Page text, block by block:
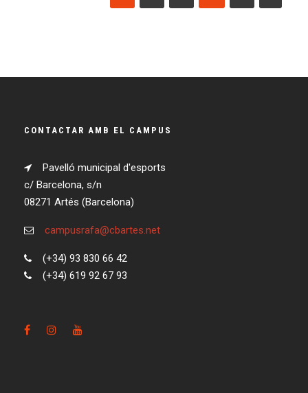
CONTACTAR AMB EL CAMPUS
Pavelló municipal d'esports
c/ Barcelona, s/n
08271 Artés (Barcelona)
campusrafa@cbartes.net
(+34) 93 830 66 42
(+34) 619 92 67 93